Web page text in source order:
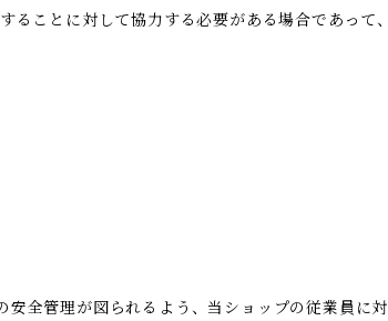
ることに対して協力する必要がある場合であって、
全管理が図られるよう、当ショップの従業員に対